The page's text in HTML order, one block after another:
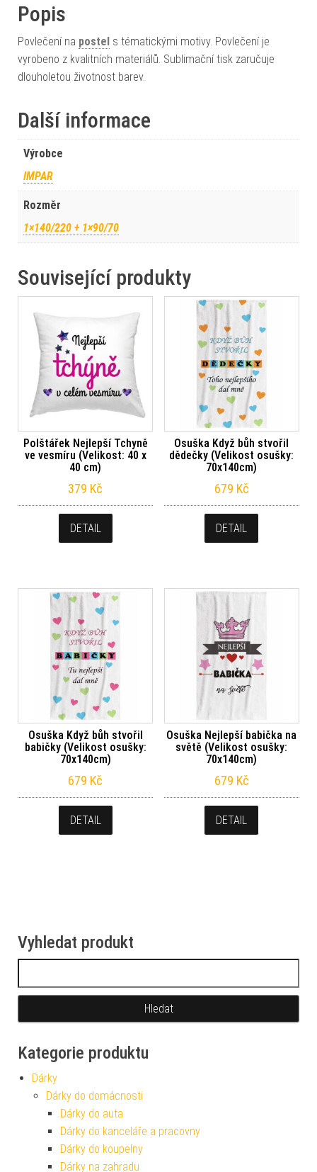
Popis
Povlečení na postel s tématickými motivy. Povlečení je
vyrobeno z kvalitních materiálů. Sublimační tisk zaručuje
dlouholetou životnost barev.
Další informace
Výrobce
IMPAR
Rozměr
1×140/220 + 1×90/70
Související produkty
Polštářek Nejlepší Tchyně
ve vesmíru (Velikost: 40 x
40 cm)
379 Kč
DETAIL
Osuška Když bůh stvořil
dědečky (Velikost osušky:
70x140cm)
679 Kč
DETAIL
Osuška Když bůh stvořil
babičky (Velikost osušky:
70x140cm)
679 Kč
DETAIL
Osuška Nejlepší babička na
světě (Velikost osušky:
70x140cm)
679 Kč
DETAIL
Vyhledat produkt
Kategorie produktu
Dárky
Dárky do domácnosti
Dárky do auta
Dárky do kanceláře a pracovny
Dárky do koupelny
Dárky na zahradu